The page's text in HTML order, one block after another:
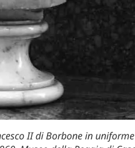
II di Borbone in